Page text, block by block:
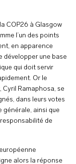
COP26 à Glasgow
l’un des points
en apparence
développer une base
qui doit servir
Or le
Ramaphosa, se
dans leurs votes
générale, ainsi que
de
alors la réponse